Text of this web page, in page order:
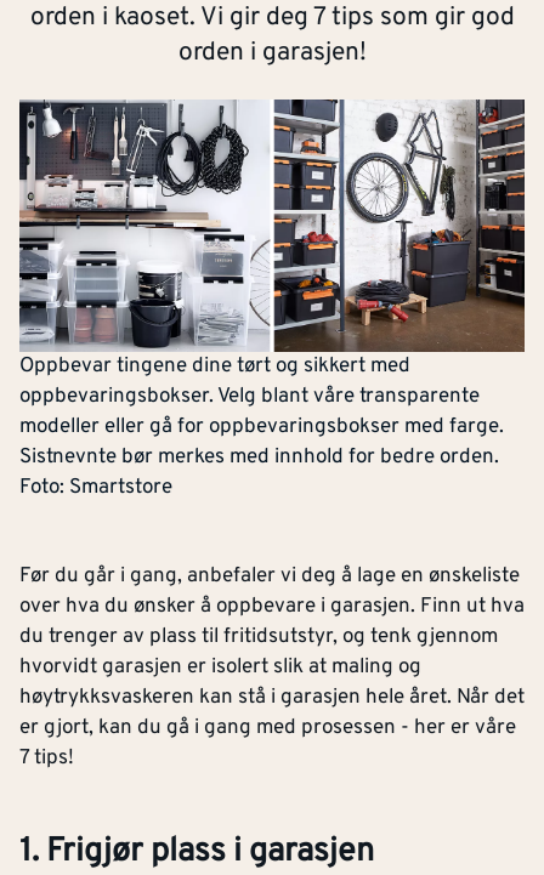
orden i kaoset. Vi gir deg 7 tips som gir god
orden i garasjen!
Oppbevar tingene dine tørt og sikkert med
oppbevaringsbokser. Velg blant våre transparente
modeller eller gå for oppbevaringsbokser med farge.
Sistnevnte bør merkes med innhold for bedre orden.
Foto: Smartstore
Før du går i gang, anbefaler vi deg å lage en ønskeliste
over hva du ønsker å oppbevare i garasjen. Finn ut hva
du trenger av plass til fritidsutstyr, og tenk gjennom
hvorvidt garasjen er isolert slik at maling og
høytrykksvaskeren kan stå i garasjen hele året. Når det
er gjort, kan du gå i gang med prosessen - her er våre
7 tips!
1. Frigjør plass i garasjen